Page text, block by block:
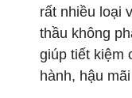
rất nhiều loại
thầu không
giúp tiết kiệm
hành, hậu